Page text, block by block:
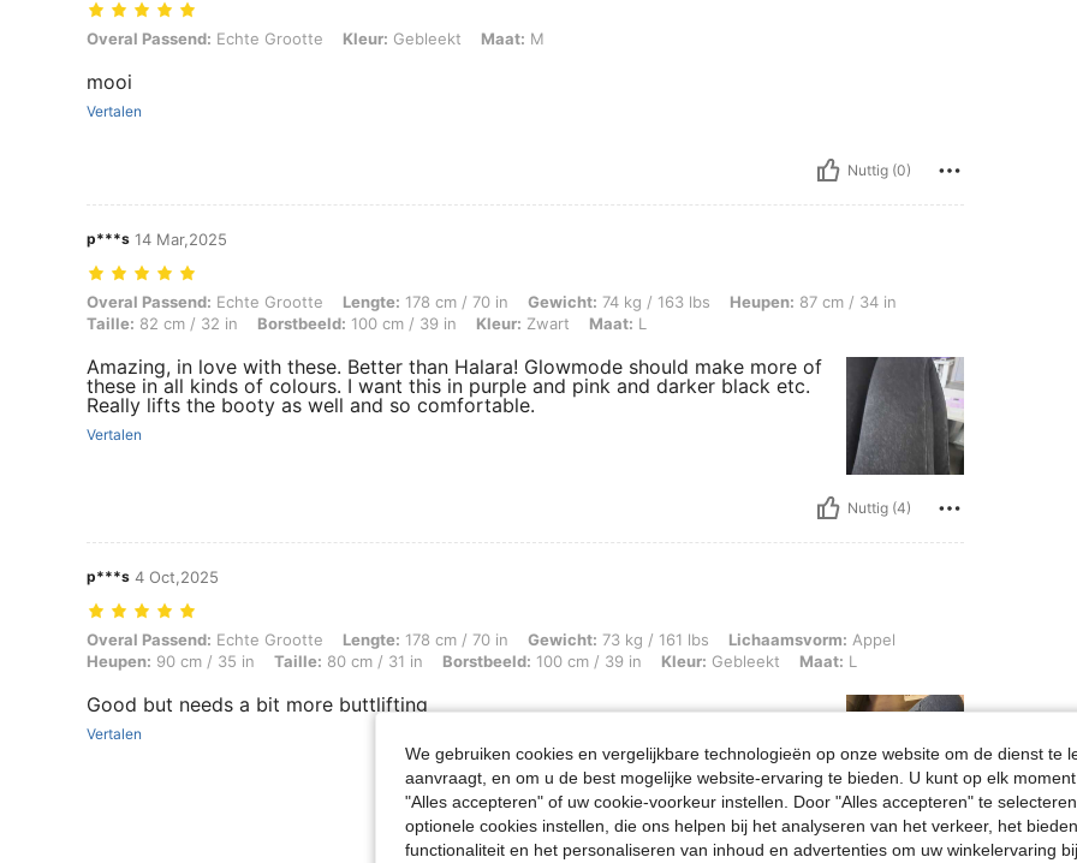
Overal Passend: Echte Grootte, Kleur: Gebleekt, Maat: M
Overal Passend: Echte Grootte Kleur: Gebleekt Maat: M
mooi
Vertalen
Nuttig (0)
p***s 14 Mar,2025
Overal Passend: Echte Grootte, Lengte: 178 cm / 70 in, Gewicht: 74 kg / 163 lbs, Heupen: 87 cm / 34 in, Taille: 82 cm / 32 in, Borstbeeld: 100 cm / 39
Overal Passend: Echte Grootte Lengte: 178 cm / 70 in Gewicht: 74 kg / 163 lbs Heupen: 87 cm / 34 in
Taille: 82 cm / 32 in Borstbeeld: 100 cm / 39 in Kleur: Zwart Maat: L
Amazing, in love with these. Better than Halara! Glowmode should make more of
these in all kinds of colours. I want this in purple and pink and darker black etc.
Really lifts the booty as well and so comfortable.
Vertalen
Nuttig (4)
p***s 4 Oct,2025
Overal Passend: Echte Grootte, Lengte: 178 cm / 70 in, Gewicht: 73 kg / 161 lbs, Lichaamsvorm: Appel, Heupen: 90 cm / 35 in, Taille: 80 cm / 31 in,
Overal Passend: Echte Grootte Lengte: 178 cm / 70 in Gewicht: 73 kg / 161 lbs Lichaamsvorm: Appel
Heupen: 90 cm / 35 in Taille: 80 cm / 31 in Borstbeeld: 100 cm / 39 in Kleur: Gebleekt Maat: L
Good but needs a bit more buttlifting
Vertalen
Nuttig (2)
We gebruiken cookies en vergelijkbare technologieën op onze website om de dienst te
aanvraagt, en om u de best mogelijke website-ervaring te bieden. U kunt op elk moment
"Alles accepteren" of uw cookie-voorkeur instellen. Door "Alles accepteren" te
optionele cookies instellen, die ons helpen bij het analyseren van het verkeer, het
functionaliteit en het personaliseren van inhoud en advertenties om uw winkelervaring